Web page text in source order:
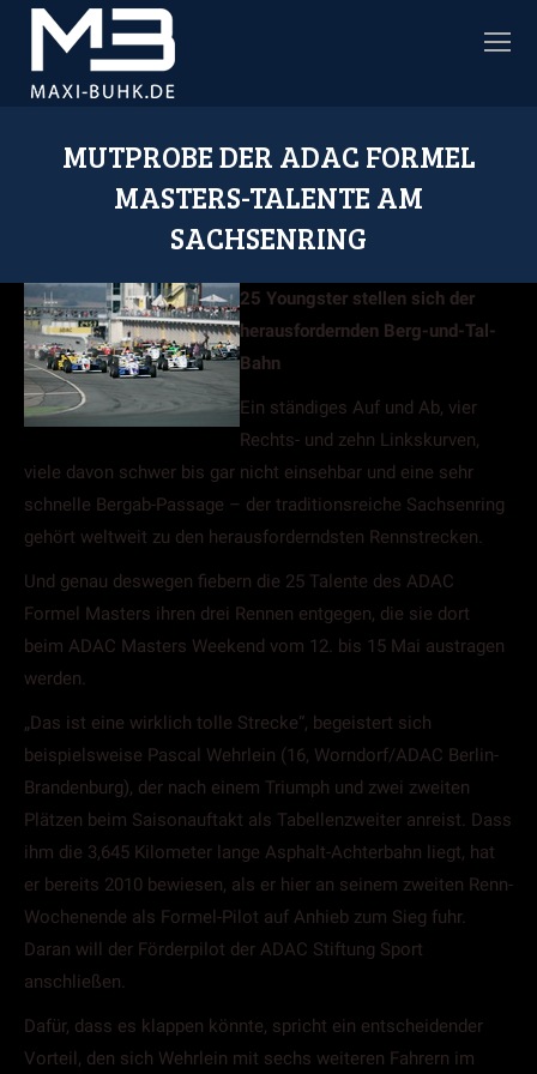
MUTPROBE DER ADAC FORMEL
MASTERS-TALENTE AM
SACHSENRING
25 Youngster stellen sich der
herausfordernden Berg-und-Tal-
Bahn
Ein ständiges Auf und Ab, vier
Rechts- und zehn Linkskurven,
viele davon schwer bis gar nicht einsehbar und eine sehr
schnelle Bergab-Passage – der traditionsreiche Sachsenring
gehört weltweit zu den herausforderndsten Rennstrecken.
Und genau deswegen fiebern die 25 Talente des ADAC
Formel Masters ihren drei Rennen entgegen, die sie dort
beim ADAC Masters Weekend vom 12. bis 15 Mai austragen
werden.
„Das ist eine wirklich tolle Strecke“, begeistert sich
beispielsweise Pascal Wehrlein (16, Worndorf/ADAC Berlin-
Brandenburg), der nach einem Triumph und zwei zweiten
Plätzen beim Saisonauftakt als Tabellenzweiter anreist. Dass
ihm die 3,645 Kilometer lange Asphalt-Achterbahn liegt, hat
er bereits 2010 bewiesen, als er hier an seinem zweiten Renn-
Wochenende als Formel-Pilot auf Anhieb zum Sieg fuhr.
Daran will der Förderpilot der ADAC Stiftung Sport
anschließen.
Dafür, dass es klappen könnte, spricht ein entscheidender
Vorteil, den sich Wehrlein mit sechs weiteren Fahrern im